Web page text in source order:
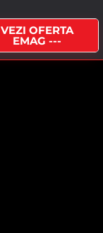
VEZI OFERTA
EMAG ---